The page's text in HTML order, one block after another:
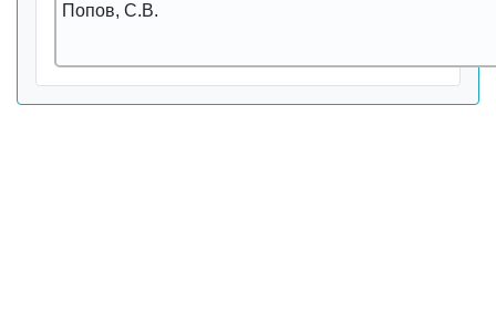
Попов, С.В.